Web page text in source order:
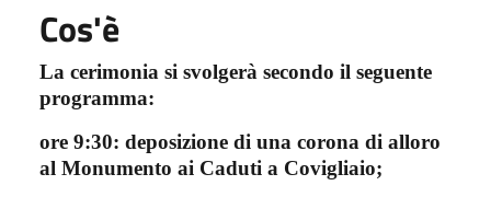
Cos'è
La cerimonia si svolgerà secondo il seguente
programma:
ore 9:30: deposizione di una corona di alloro
al Monumento ai Caduti a Covigliaio;